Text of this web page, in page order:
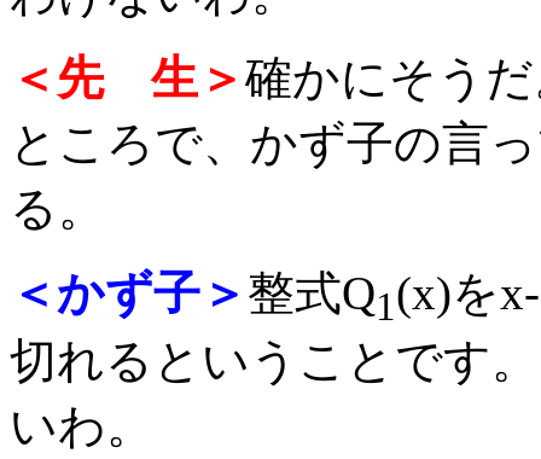
＜先 生＞確かにそう
ところで、かず子の言
る。
＜かず子＞ 整式Q1(x)を
切れるということです
いわ。